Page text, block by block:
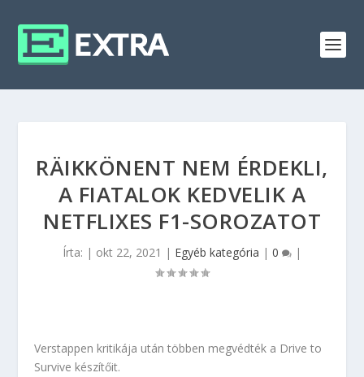
RÄIKKÖNENT NEM ÉRDEKLI,
A FIATALOK KEDVELIK A
NETFLIXES F1-SOROZATOT
Írta: | okt 22, 2021 | Egyéb kategória | 0 |
Verstappen kritikája után többen megvédték a Drive to
Survive készítőit.